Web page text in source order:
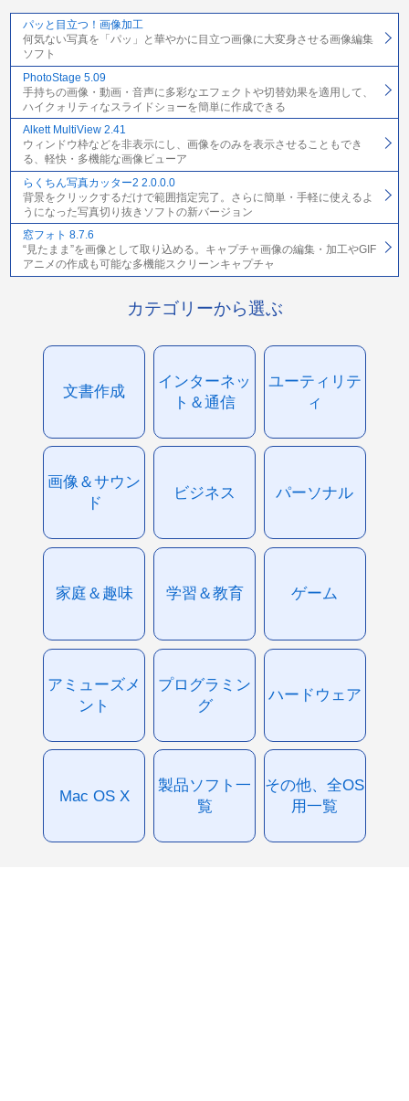
パッと目立つ！画像加工
何気ない写真を「パッ」と華やかに目立つ画像に大変身させる画像編集
ソフト
PhotoStage 5.09
手持ちの画像・動画・音声に多彩なエフェクトや切替効果を適用して、
ハイクォリティなスライドショーを簡単に作成できる
Alkett MultiView 2.41
ウィンドウ枠などを非表示にし、画像をのみを表示させることもでき
る、軽快・多機能な画像ビューア
らくちん写真カッター2 2.0.0.0
背景をクリックするだけで範囲指定完了。さらに簡単・手軽に使えるよ
うになった写真切り抜きソフトの新バージョン
窓フォト 8.7.6
“見たまま”を画像として取り込める。キャプチャ画像の編集・加工やGIF
アニメの作成も可能な多機能スクリーンキャプチャ
カテゴリーから選ぶ
文書作成
インターネッ
ト＆通信
ユーティリテ
ィ
画像＆サウン
ド
ビジネス パーソナル
家庭＆趣味 学習＆教育 ゲーム
アミューズメ
ント
プログラミン
グ
ハードウェア
Mac OS X
製品ソフト一
覧
その他、全OS
用一覧